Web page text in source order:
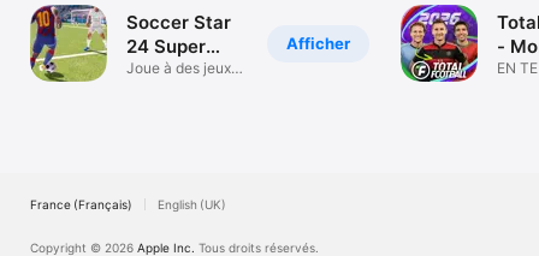
Afficher
Soccer Star
24 Super
Football
Joue à des jeux
-
EN
France (Français) English (UK)
Copyright © 2026 Apple Inc. Tous droits réservés.